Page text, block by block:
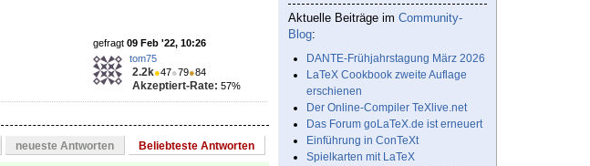
gefragt 09 Feb '22, 10:26
tom75
2.2k●47●79●84
Akzeptiert-Rate: 57%
neueste Antworten Beliebteste Antworten
Aktuelle Beiträge im Community-
Blog:
DANTE-Frühjahrstagung März 2026
LaTeX Cookbook zweite Auflage
erschienen
Der Online-Compiler TeXlive.net
Das Forum goLaTeX.de ist erneuert
Einführung in ConTeXt
Spielkarten mit LaTeX